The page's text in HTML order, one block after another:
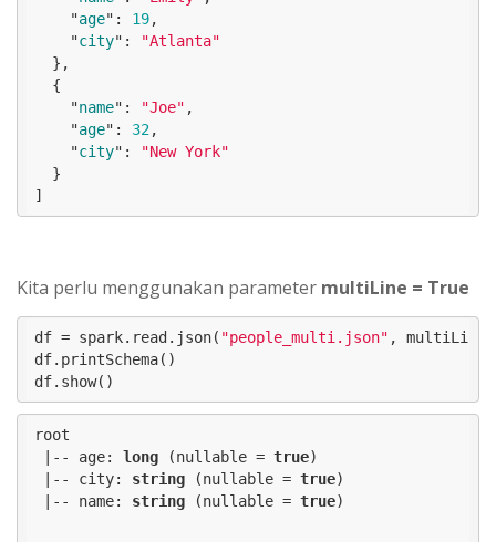
    "
age": 19,
    "
city":
"Atlanta"
},
  {
    "
name": "Joe" ,
    "
age": 32,
    "
city":
"New York"
}
]
Kita perlu menggunakan parameter multiLine = True
df = spark.read.json( "people_multi.json" , multiLine=
df.printSchema()
df.show()
root
|-- age: long (nullable = true)
|-- city: string (nullable = true)
|-- name: string (nullable = true)